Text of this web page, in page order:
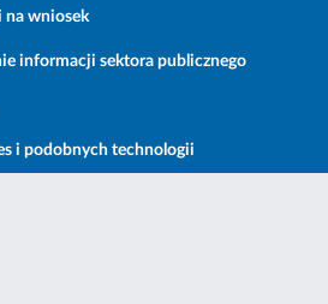
na wniosek
informacji sektora publicznego
i podobnych technologii